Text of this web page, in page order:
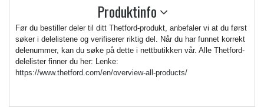
Produktinfo
Før du bestiller deler til ditt Thetford-produkt, anbefaler vi at du først
søker i delelistene og verifiserer riktig del. Når du har funnet korrekt
delenummer, kan du søke på dette i nettbutikken vår. Alle Thetford-
delelister finner du her: Lenke:
https://www.thetford.com/en/overview-all-products/